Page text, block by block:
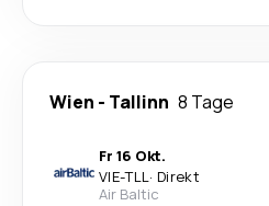
Wien - Tallinn 8 Tage
Fr 16 Okt.
VIE-TLL· Direkt
Air Baltic